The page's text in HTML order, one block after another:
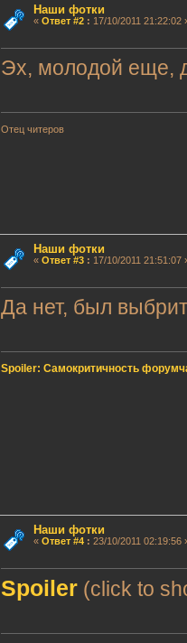
Наши фотки
« Ответ #2: 17/10/2011 21:22:02
Эх, молодой еще,
Отец читеров
Наши фотки
« Ответ #3: 17/10/2011 21:51:07
Да нет, был
Spoiler: Самокритичность
Наши фотки
« Ответ #4: 23/10/2011 02:19:56
Spoiler (click to